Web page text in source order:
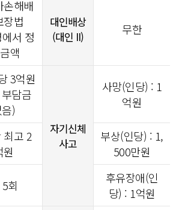
손해배
장법
서 정
액
대인배상
(대인 II)
무한
3억원
담금
)
자기신체
사고
사망(인당) : 1
억원
최고 2
원
부상(인당) : 1,
500만원
회
후유장애(인
당) : 1억원